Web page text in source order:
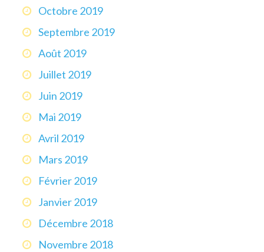
Octobre 2019
Septembre 2019
Août 2019
Juillet 2019
Juin 2019
Mai 2019
Avril 2019
Mars 2019
Février 2019
Janvier 2019
Décembre 2018
Novembre 2018